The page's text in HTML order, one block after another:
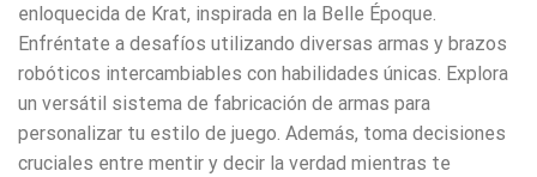
enloquecida de Krat, inspirada en la Belle Époque.
Enfréntate a desafíos utilizando diversas armas y brazos
robóticos intercambiables con habilidades únicas. Explora
un versátil sistema de fabricación de armas para
personalizar tu estilo de juego. Además, toma decisiones
cruciales entre mentir y decir la verdad mientras te